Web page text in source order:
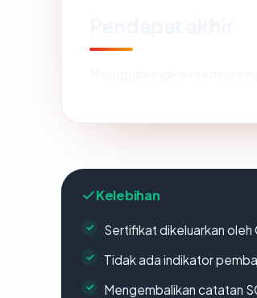
Kelebihan
Sertifikat dikeluarkan oleh
Tidak ada indikator
Mengembalikan catatan